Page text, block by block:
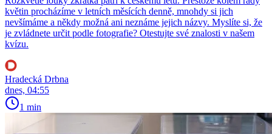
květin procházíme v letních měsících denně, mnohdy si jich
nevšímáme a někdy možná ani neznáme jejich názvy. Myslíte si, že
je zvládnete určit podle fotografie? Otestujte své znalosti v našem
kvízu.
Hradecká Drbna
dnes, 04:55
1 min